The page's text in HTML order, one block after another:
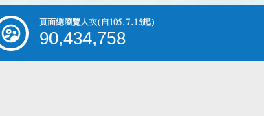
頁面總瀏覽人次(自105.7.15起)
90,434,758